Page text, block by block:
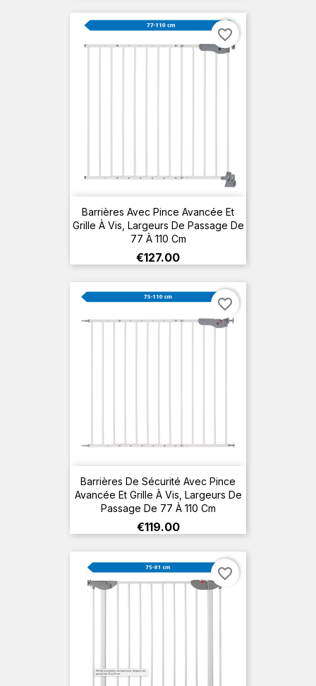
Barrières Avec Pince Avancée Et
Grille À Vis, Largeurs De Passage De
77 À 110 Cm
Price
€127.00
favorite_border
Barrières De Sécurité Avec Pince
Avancée Et Grille À Vis, Largeurs De
Passage De 77 À 110 Cm
Price
€119.00
favorite_border
favorite_border